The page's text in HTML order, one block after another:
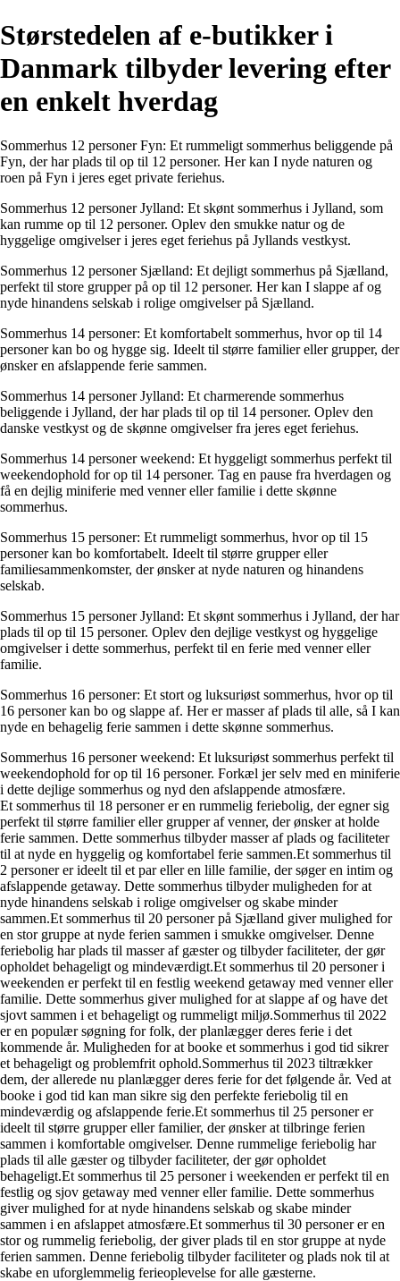
Størstedelen af e-butikker i
Danmark tilbyder levering efter
en enkelt hverdag
Sommerhus 12 personer Fyn: Et rummeligt sommerhus beliggende på
Fyn, der har plads til op til 12 personer. Her kan I nyde naturen og
roen på Fyn i jeres eget private feriehus.
Sommerhus 12 personer Jylland: Et skønt sommerhus i Jylland, som
kan rumme op til 12 personer. Oplev den smukke natur og de
hyggelige omgivelser i jeres eget feriehus på Jyllands vestkyst.
Sommerhus 12 personer Sjælland: Et dejligt sommerhus på Sjælland,
perfekt til store grupper på op til 12 personer. Her kan I slappe af og
nyde hinandens selskab i rolige omgivelser på Sjælland.
Sommerhus 14 personer: Et komfortabelt sommerhus, hvor op til 14
personer kan bo og hygge sig. Ideelt til større familier eller grupper, der
ønsker en afslappende ferie sammen.
Sommerhus 14 personer Jylland: Et charmerende sommerhus
beliggende i Jylland, der har plads til op til 14 personer. Oplev den
danske vestkyst og de skønne omgivelser fra jeres eget feriehus.
Sommerhus 14 personer weekend: Et hyggeligt sommerhus perfekt til
weekendophold for op til 14 personer. Tag en pause fra hverdagen og
få en dejlig miniferie med venner eller familie i dette skønne
sommerhus.
Sommerhus 15 personer: Et rummeligt sommerhus, hvor op til 15
personer kan bo komfortabelt. Ideelt til større grupper eller
familiesammenkomster, der ønsker at nyde naturen og hinandens
selskab.
Sommerhus 15 personer Jylland: Et skønt sommerhus i Jylland, der har
plads til op til 15 personer. Oplev den dejlige vestkyst og hyggelige
omgivelser i dette sommerhus, perfekt til en ferie med venner eller
familie.
Sommerhus 16 personer: Et stort og luksuriøst sommerhus, hvor op til
16 personer kan bo og slappe af. Her er masser af plads til alle, så I kan
nyde en behagelig ferie sammen i dette skønne sommerhus.
Sommerhus 16 personer weekend: Et luksuriøst sommerhus perfekt til
weekendophold for op til 16 personer. Forkæl jer selv med en miniferie
i dette dejlige sommerhus og nyd den afslappende atmosfære.
Et sommerhus til 18 personer er en rummelig feriebolig, der egner sig
perfekt til større familier eller grupper af venner, der ønsker at holde
ferie sammen. Dette sommerhus tilbyder masser af plads og faciliteter
til at nyde en hyggelig og komfortabel ferie sammen.Et sommerhus til
2 personer er ideelt til et par eller en lille familie, der søger en intim og
afslappende getaway. Dette sommerhus tilbyder muligheden for at
nyde hinandens selskab i rolige omgivelser og skabe minder
sammen.Et sommerhus til 20 personer på Sjælland giver mulighed for
en stor gruppe at nyde ferien sammen i smukke omgivelser. Denne
feriebolig har plads til masser af gæster og tilbyder faciliteter, der gør
opholdet behageligt og mindeværdigt.Et sommerhus til 20 personer i
weekenden er perfekt til en festlig weekend getaway med venner eller
familie. Dette sommerhus giver mulighed for at slappe af og have det
sjovt sammen i et behageligt og rummeligt miljø.Sommerhus til 2022
er en populær søgning for folk, der planlægger deres ferie i det
kommende år. Muligheden for at booke et sommerhus i god tid sikrer
et behageligt og problemfrit ophold.Sommerhus til 2023 tiltrækker
dem, der allerede nu planlægger deres ferie for det følgende år. Ved at
booke i god tid kan man sikre sig den perfekte feriebolig til en
mindeværdig og afslappende ferie.Et sommerhus til 25 personer er
ideelt til større grupper eller familier, der ønsker at tilbringe ferien
sammen i komfortable omgivelser. Denne rummelige feriebolig har
plads til alle gæster og tilbyder faciliteter, der gør opholdet
behageligt.Et sommerhus til 25 personer i weekenden er perfekt til en
festlig og sjov getaway med venner eller familie. Dette sommerhus
giver mulighed for at nyde hinandens selskab og skabe minder
sammen i en afslappet atmosfære.Et sommerhus til 30 personer er en
stor og rummelig feriebolig, der giver plads til en stor gruppe at nyde
ferien sammen. Denne feriebolig tilbyder faciliteter og plads nok til at
skabe en uforglemmelig ferieoplevelse for alle gæsterne.